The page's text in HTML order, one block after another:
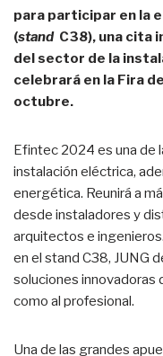
para participar en la
(standC38), una cita
del sector de la
celebrará en la Fira
octubre.
Efintec 2024 es una de
instalación eléctrica,
energética. Reunirá a
desde instaladores y
arquitectos e
en el stand C38, JUNG
soluciones innovadoras
como al profesional.
Una de las grandes